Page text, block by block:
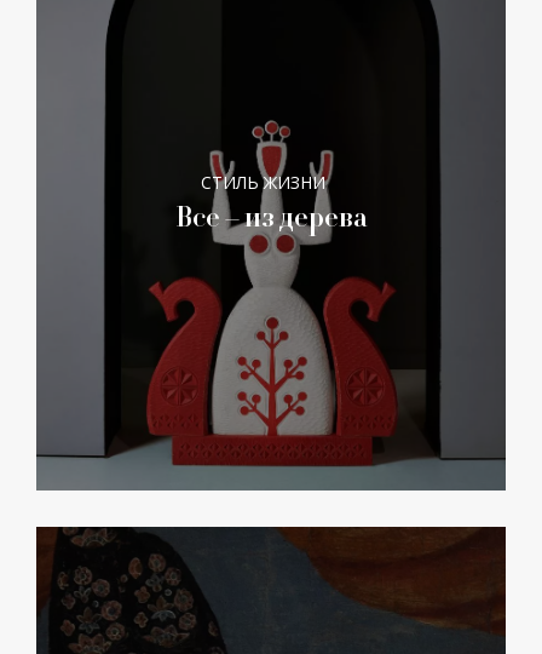
СТИЛЬ ЖИЗНИ
Все – из дерева